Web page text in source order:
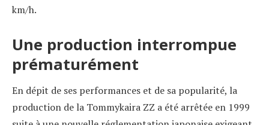
km/h.
Une production interrompue
prématurément
En dépit de ses performances et de sa popularité, la
production de la Tommykaira ZZ a été arrêtée en 1999